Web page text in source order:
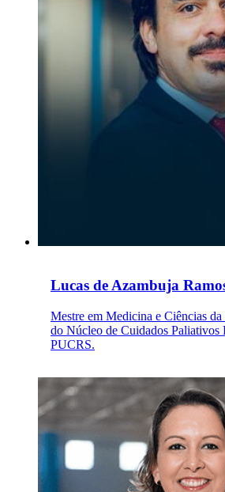
Lucas de Azambuja
Mestre em Medicina e Ciências
do Núcleo de Cuidados Paliativos
PUCRS.